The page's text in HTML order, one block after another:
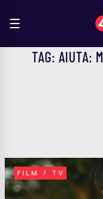
TAG: AIUTA:
FILM / TV